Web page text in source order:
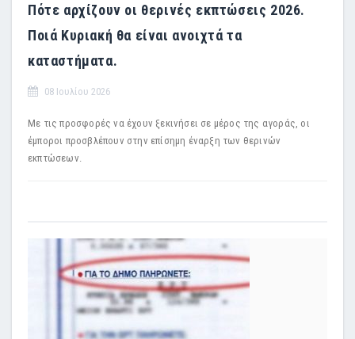
Πότε αρχίζουν οι θερινές εκπτώσεις 2026.
Ποιά Κυριακή θα είναι ανοιχτά τα
καταστήματα.
08 Ιουλίου 2026
Με τις προσφορές να έχουν ξεκινήσει σε μέρος της αγοράς, οι
έμποροι προσβλέπουν στην επίσημη έναρξη των θερινών
εκπτώσεων.